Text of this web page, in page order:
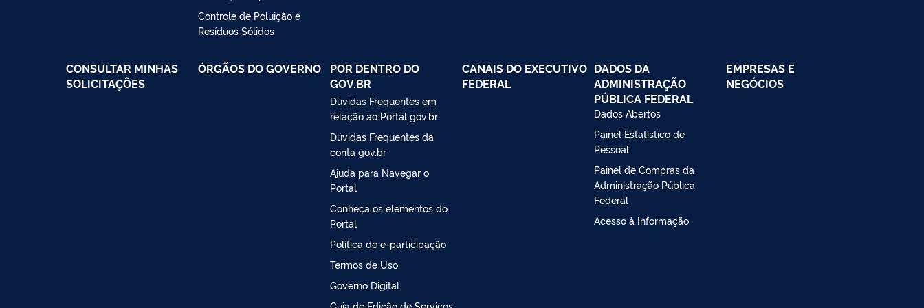
Controle de Poluição e
Resíduos Sólidos
CONSULTAR MINHAS
SOLICITAÇÕES
ÓRGÃOS DO GOVERNO
POR DENTRO DO
GOV.BR
Dúvidas Frequentes em
relação ao Portal gov.br
Dúvidas Frequentes da
conta gov.br
Ajuda para Navegar o
Portal
Conheça os elementos do
Portal
Política de e-participação
Termos de Uso
Governo Digital
CANAIS DO EXECUTIVO
FEDERAL
DADOS DA
ADMINISTRAÇÃO
PÚBLICA FEDERAL
Dados Abertos
Painel Estatístico de
Pessoal
Painel de Compras da
Administração Pública
Federal
Acesso à Informação
EMPRESAS E
NEGÓCIOS